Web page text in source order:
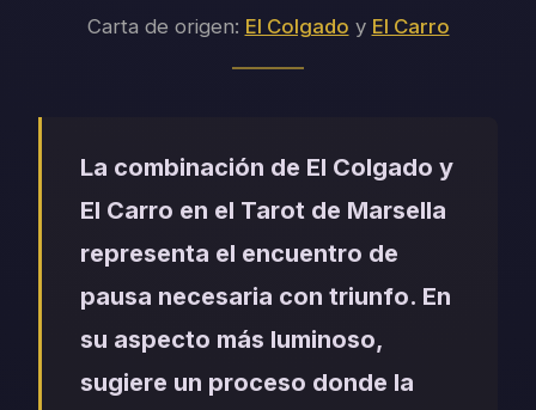
Carta de origen: El Colgado y El Carro
La combinación de El Colgado y
El Carro en el Tarot de Marsella
representa el encuentro de
pausa necesaria con triunfo. En
su aspecto más luminoso,
sugiere un proceso donde la